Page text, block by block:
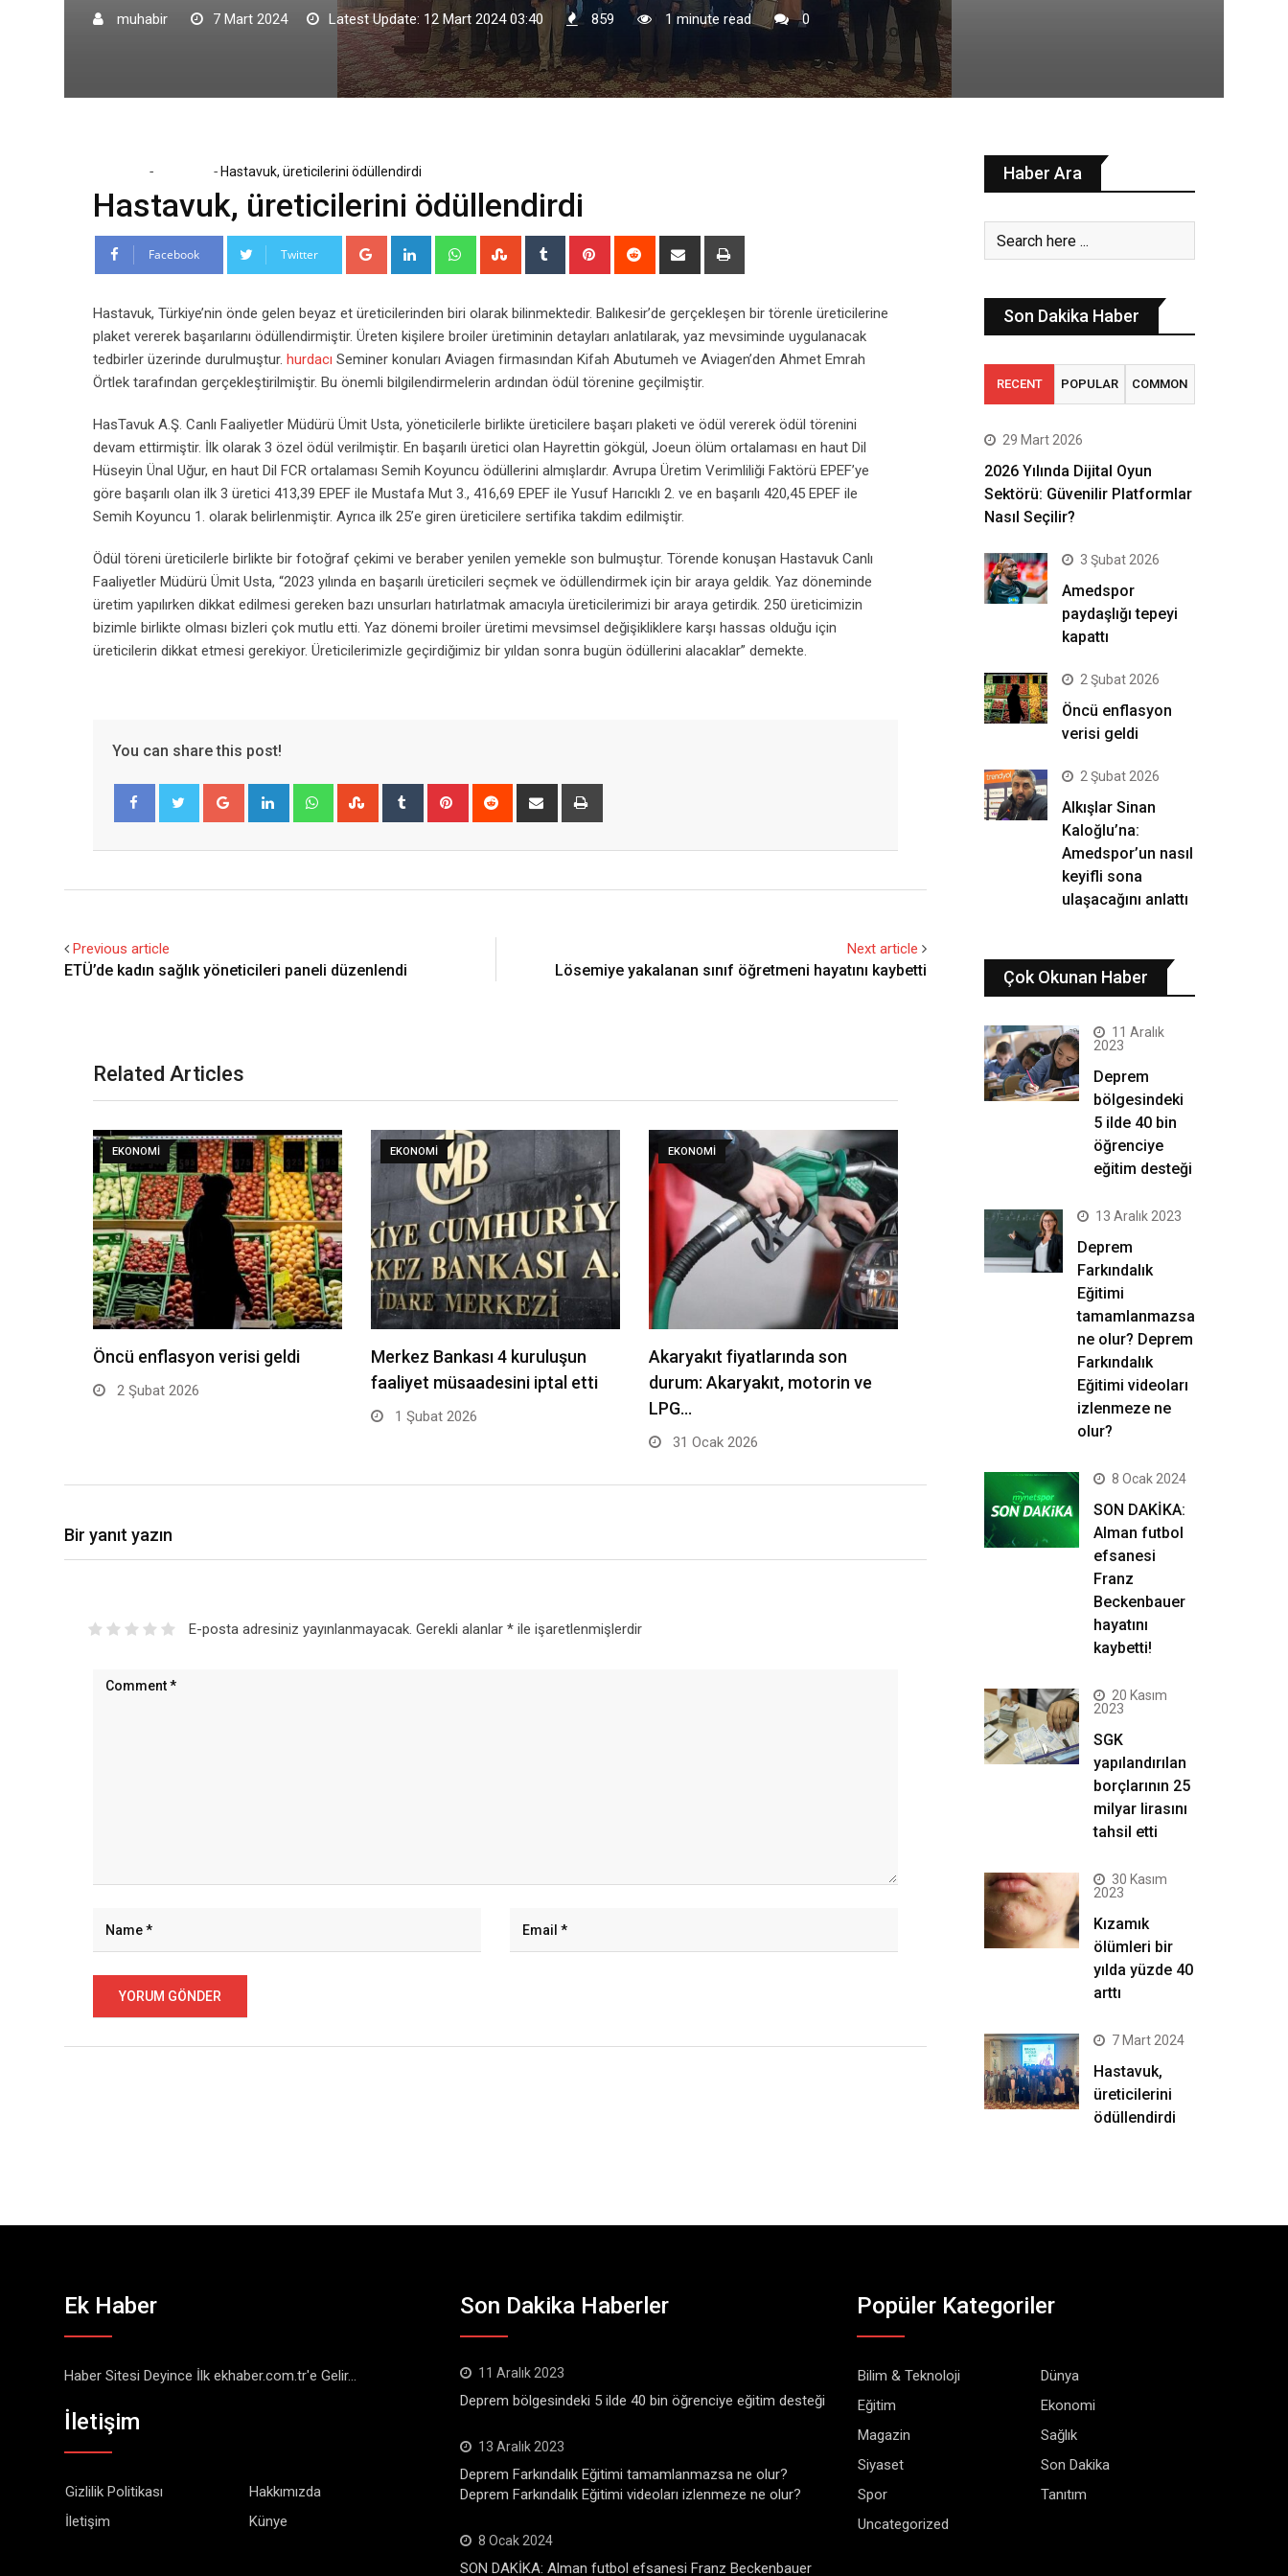
muhabir 7 Mart 2024 Latest Update: 12 Mart 2024 03:40 859 1 minute read 0
- - Hastavuk, üreticilerini ödüllendirdi
Hastavuk, üreticilerini ödüllendirdi
Facebook Twitter Google+ LinkedIn WhatsappStumbleUpon
Tumblr Pinterest Reddit
Share
Hastavuk, Türkiye’nin önde gelen beyaz et üreticilerinden biri olarak bilinmektedir. Balıkesir’de gerçekleşen bir törenle üreticilerine
plaket vererek başarılarını ödüllendirmiştir. Üreten kişilere broiler üretiminin detayları anlatılarak, yaz mevsiminde uygulanacak
tedbirler üzerinde durulmuştur. hurdacı Seminer konuları Aviagen firmasından Kifah Abutumeh ve Aviagen’den Ahmet Emrah
Örtlek tarafından gerçekleştirilmiştir. Bu önemli bilgilendirmelerin ardından ödül törenine geçilmiştir.
HasTavuk A.Ş. Canlı Faaliyetler Müdürü Ümit Usta, yöneticilerle birlikte üreticilere başarı plaketi ve ödül vererek ödül törenini
devam ettirmiştir. İlk olarak 3 özel ödül verilmiştir. En başarılı üretici olan Hayrettin gökgül, Joeun ölüm ortalaması en haut Dil
Hüseyin Ünal Uğur, en haut Dil FCR ortalaması Semih Koyuncu ödüllerini almışlardır. Avrupa Üretim Verimliliği Faktörü EPEF’ye
göre başarılı olan ilk 3 üretici 413,39 EPEF ile Mustafa Mut 3., 416,69 EPEF ile Yusuf Harıcıklı 2. ve en başarılı 420,45 EPEF ile
Semih Koyuncu 1. olarak belirlenmiştir. Ayrıca ilk 25’e giren üreticilere sertifika takdim edilmiştir.
Ödül töreni üreticilerle birlikte bir fotoğraf çekimi ve beraber yenilen yemekle son bulmuştur. Törende konuşan Hastavuk Canlı
Faaliyetler Müdürü Ümit Usta, “2023 yılında en başarılı üreticileri seçmek ve ödüllendirmek için bir araya geldik. Yaz döneminde
üretim yapılırken dikkat edilmesi gereken bazı unsurları hatırlatmak amacıyla üreticilerimizi bir araya getirdik. 250 üreticimizin
bizimle birlikte olması bizleri çok mutlu etti. Yaz dönemi broiler üretimi mevsimsel değişikliklere karşı hassas olduğu için
üreticilerin dikkat etmesi gerekiyor. Üreticilerimizle geçirdiğimiz bir yıldan sonra bugün ödüllerini alacaklar” demekte.
You can share this post!
Google+ LinkedIn WhatsappStumbleUpon
Tumblr Pinterest Reddit
Share
Previous article
ETÜ’de kadın sağlık yöneticileri paneli düzenlendi
Next article
Lösemiye yakalanan sınıf öğretmeni hayatını kaybetti
Related Articles
EKONOMI
Öncü enflasyon verisi geldi
2 Şubat 2026
EKONOMI
Merkez Bankası 4 kuruluşun
faaliyet müsaadesini iptal etti
1 Şubat 2026
EKONOMI
Akaryakıt fiyatlarında son
durum: Akaryakıt, motorin ve
LPG…
31 Ocak 2026
Bir yanıt yazın
E-posta adresiniz yayınlanmayacak. Gerekli alanlar *ile işaretlenmişlerdir
Haber Ara
Son Dakika Haber
RECENT POPULAR COMMON
29 Mart 2026
2026 Yılında Dijital Oyun
Sektörü: Güvenilir Platformlar
Nasıl Seçilir?
3 Şubat 2026
Amedspor
paydaşlığı tepeyi
kapattı
2 Şubat 2026
Öncü enflasyon
verisi geldi
2 Şubat 2026
Alkışlar Sinan
Kaloğlu’na:
Amedspor’un nasıl
keyifli sona
ulaşacağını anlattı
Çok Okunan Haber
11 Aralık
2023
Deprem
bölgesindeki
5 ilde 40 bin
öğrenciye
eğitim desteği
13 Aralık 2023
Deprem
Farkındalık
Eğitimi
tamamlanmazsa
ne olur? Deprem
Farkındalık
Eğitimi videoları
izlenmeze ne
olur?
8 Ocak 2024
SON DAKİKA:
Alman futbol
efsanesi
Franz
Beckenbauer
hayatını
kaybetti!
20 Kasım
2023
SGK
yapılandırılan
borçlarının 25
milyar lirasını
tahsil etti
30 Kasım
2023
Kızamık
ölümleri bir
yılda yüzde 40
arttı
7 Mart 2024
Hastavuk,
üreticilerini
ödüllendirdi
Ek Haber
Haber Sitesi Deyince İlk ekhaber.com.tr'e Gelir...
İletişim
Gizlilik Politikası
Hakkımızda
İletişim
Künye
Son Dakika Haberler
11 Aralık 2023
Deprem bölgesindeki 5 ilde 40 bin öğrenciye eğitim desteği
13 Aralık 2023
Deprem Farkındalık Eğitimi tamamlanmazsa ne olur?
Deprem Farkındalık Eğitimi videoları izlenmeze ne olur?
8 Ocak 2024
SON DAKİKA: Alman futbol efsanesi Franz Beckenbauer
Popüler Kategoriler
Bilim & Teknoloji
Dünya
Eğitim
Ekonomi
Magazin
Sağlık
Siyaset
Son Dakika
Spor
Tanıtım
Uncategorized